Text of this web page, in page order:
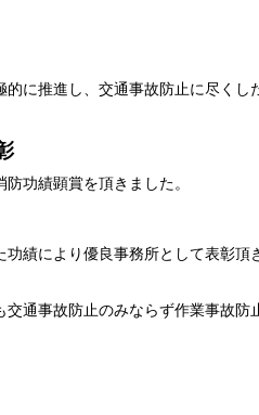
的に推進し、交通事故防止に尽くし
功績顕賞を頂きました。
功績により優良事務所として表彰頂
交通事故防止のみならず作業事故防